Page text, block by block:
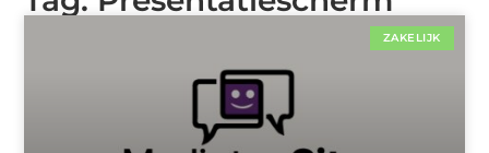
ZAKELIJK